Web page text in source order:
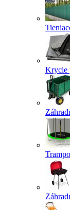
Krycie